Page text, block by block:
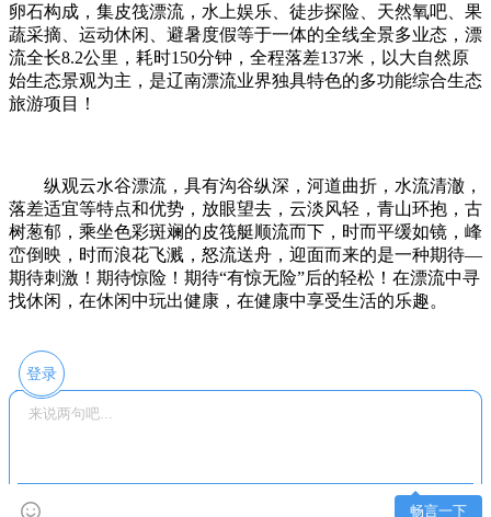
卵石构成，集皮筏漂流，水上娱乐、徒步探险、天然氧吧、果
蔬采摘、运动休闲、避暑度假等于一体的全线全景多业态，漂
流全长8.2公里，耗时150分钟，全程落差137米，以大自然原
始生态景观为主，是辽南漂流业界独具特色的多功能综合生态
旅游项目！
纵观云水谷漂流，具有沟谷纵深，河道曲折，水流清澈，
落差适宜等特点和优势，放眼望去，云淡风轻，青山环抱，古
树葱郁，乘坐色彩斑斓的皮筏艇顺流而下，时而平缓如镜，峰
峦倒映，时而浪花飞溅，怒流送舟，迎面而来的是一种期待—
期待刺激！期待惊险！期待“有惊无险”后的轻松！在漂流中寻
找休闲，在休闲中玩出健康，在健康中享受生活的乐趣。
登录
畅言一下